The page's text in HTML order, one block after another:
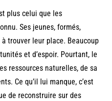
plus celui que les
Ses jeunes, formés,
trouver leur place. Beaucoup
et d’espoir. Pourtant, le
ressources naturelles, de sa
Ce qu’il lui manque, c’est
de reconstruire sur des